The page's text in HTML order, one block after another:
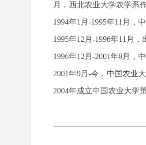
月，西北农业大学农学系
1994年1月-1995年11月，
1995年12月-1996年11月
1996年12月-2001年8月，
2001年9月-今，中国农业
2004年成立中国农业大学